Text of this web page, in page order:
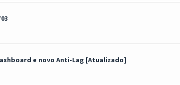
média
5
e novo Anti-Lag [Atualizado]
5 em média
5